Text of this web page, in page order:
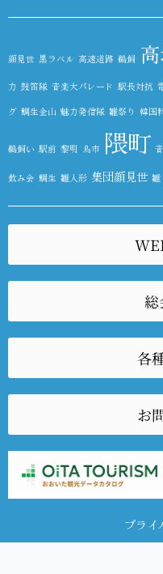
顔見世 黒ラベル 高速道路 鵜飼
力 鼓笛隊 音楽大パレード 駅長対抗
グ 鯛生金山 魅力発信隊 雛祭り 韓国
鵜飼い 駅前 黎明 鳥市 隈町
飲み会 鯛生 雛人形 集団顔見世 雛
各
お
プライ